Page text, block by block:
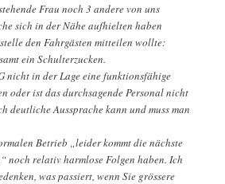
Frau noch 3 andere von uns
sich in der Nähe aufhielten haben
den Fahrgästen mitteilen wollte:
ein Schulterzucken.
nicht in der Lage eine funktionsfähige
oder ist das durchsagende Personal nicht
deutliche Aussprache kann und muss man
Betrieb „leider kommt die nächste
noch relativ harmlose Folgen haben. Ich
was passiert, wenn Sie grössere